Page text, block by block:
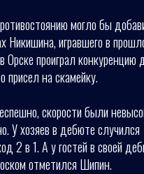
могло бы
Никишина, игравшего в
Орске проиграл конкуренцию
присел на скамейку.
скорости были
У хозяев в дебюте случился
2 в 1. А у гостей в своей
отметился Шипин.